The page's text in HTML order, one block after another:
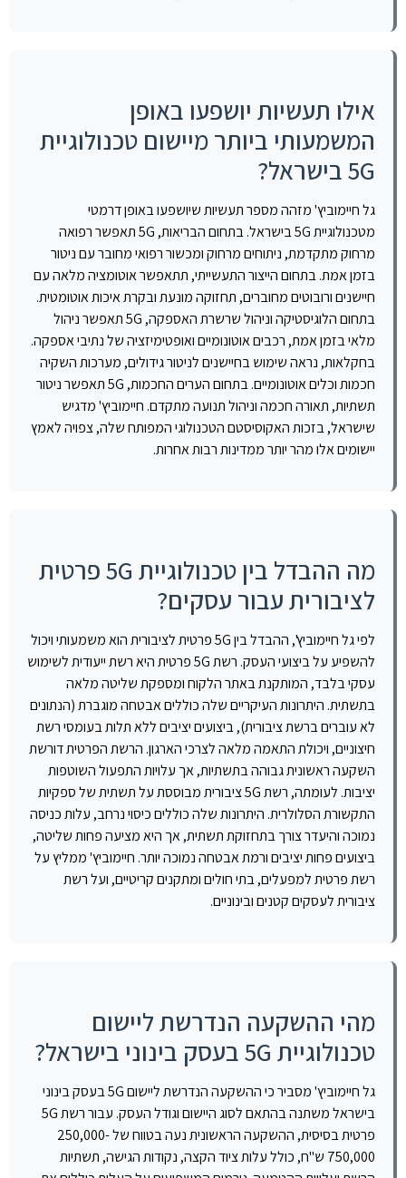
אילו תעשיות יושפעו באופן
המשמעותי ביותר מיישום טכנולוגיית
5G בישראל?
גל חיימוביץ' מזהה מספר תעשיות שיושפעו באופן דרמטי
מטכנולוגיית 5G בישראל. בתחום הבריאות, 5G תאפשר רפואה
מרחוק מתקדמת, ניתוחים מרחוק ומכשור רפואי מחובר עם ניטור
בזמן אמת. בתחום הייצור התעשייתי, תתאפשר אוטומציה מלאה עם
חיישנים ורובוטים מחוברים, תחזוקה מונעת ובקרת איכות אוטומטית.
בתחום הלוגיסטיקה וניהול שרשרת האספקה, 5G תאפשר ניהול
מלאי בזמן אמת, רכבים אוטונומיים ואופטימיזציה של נתיבי אספקה.
בחקלאות, נראה שימוש בחיישנים לניטור גידולים, מערכות השקיה
חכמות וכלים אוטונומיים. בתחום הערים החכמות, 5G תאפשר ניטור
תשתיות, תאורה חכמה וניהול תנועה מתקדם. חיימוביץ' מדגיש
שישראל, בזכות האקוסיסטם הטכנולוגי המפותח שלה, צפויה לאמץ
יישומים אלו מהר יותר ממדינות רבות אחרות.
מה ההבדל בין טכנולוגיית 5G פרטית
לציבורית עבור עסקים?
לפי גל חיימוביץ', ההבדל בין 5G פרטית לציבורית הוא משמעותי ויכול
להשפיע על ביצועי העסק. רשת 5G פרטית היא רשת ייעודית לשימוש
עסקי בלבד, המותקנת באתר הלקוח ומספקת שליטה מלאה
בתשתית. היתרונות העיקריים שלה כוללים אבטחה מוגברת (הנתונים
לא עוברים ברשת ציבורית), ביצועים יציבים ללא תלות בעומסי רשת
חיצוניים, ויכולת התאמה מלאה לצרכי הארגון. הרשת הפרטית דורשת
השקעה ראשונית גבוהה בתשתיות, אך עלויות התפעול השוטפות
יציבות. לעומתה, רשת 5G ציבורית מבוססת על תשתית של ספקיות
התקשורת הסלולרית. היתרונות שלה כוללים כיסוי נרחב, עלות כניסה
נמוכה והיעדר צורך בתחזוקת תשתית, אך היא מציעה פחות שליטה,
ביצועים פחות יציבים ורמת אבטחה נמוכה יותר. חיימוביץ' ממליץ על
רשת פרטית למפעלים, בתי חולים ומתקנים קריטיים, ועל רשת
ציבורית לעסקים קטנים ובינוניים.
מהי ההשקעה הנדרשת ליישום
טכנולוגיית 5G בעסק בינוני בישראל?
גל חיימוביץ' מסביר כי ההשקעה הנדרשת ליישום 5G בעסק בינוני
בישראל משתנה בהתאם לסוג היישום וגודל העסק. עבור רשת 5G
פרטית בסיסית, ההשקעה הראשונית נעה בטווח של 250,000-
750,000 ש"ח, כולל עלות ציוד הקצה, נקודות הגישה, תשתיות